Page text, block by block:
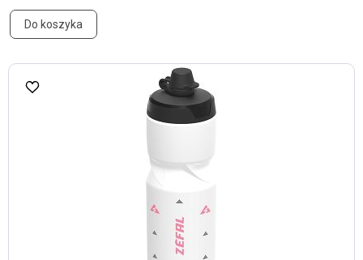
Do koszyka